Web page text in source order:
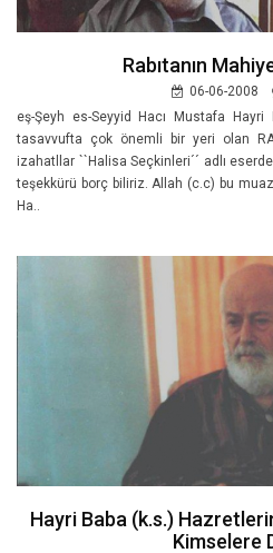
Rabıtanın
06-06-2008
eş-Şeyh es-Seyyid Hacı Mustafa
tasavvufta çok önemli bir yeri olan
izahatllar ``Halisa Seçkinleri´´ adlı
teşekkürü borç biliriz. Allah (c.c) bu
Ha..
Hayri Baba (k.s.)
Kimselere